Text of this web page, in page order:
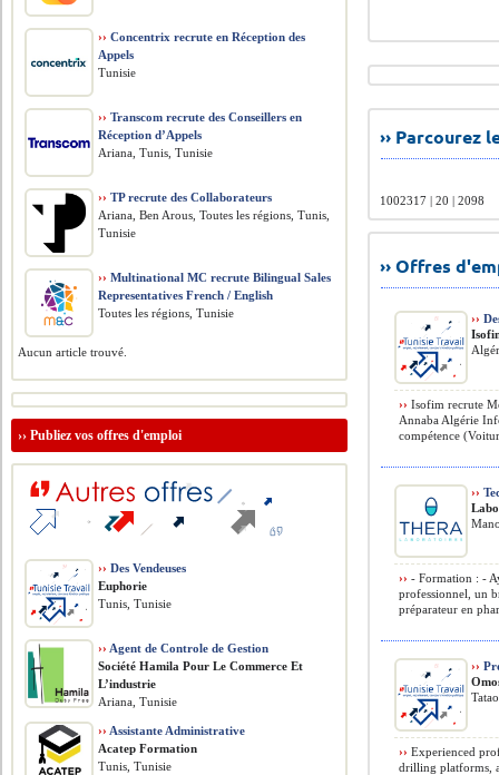
››
1002317 | 20 | 2098
›› Offres
››
›› Isofim recrute
Annaba Algérie
compétence
››
›› - Formation : -
professionnel, un
préparateur en
››
›› Experienced
drilling platforms,
›› Concentrix recrute en Réception des
Appels
Tunisie
›› Transcom recrute des Conseillers en
Réception d’Appels
Ariana, Tunis, Tunisie
›› TP recrute des Collaborateurs
Ariana, Ben Arous, Toutes les régions, Tunis,
Tunisie
›› Multinational MC recrute Bilingual Sales
Representatives French / English
Toutes les régions, Tunisie
Aucun article trouvé.
››Publiez vos offres d'emploi
›› Des Vendeuses
Euphorie
Tunis, Tunisie
›› Agent de Controle de Gestion
Société Hamila Pour Le Commerce Et
L’industrie
Ariana, Tunisie
›› Assistante Administrative
Acatep Formation
Tunis, Tunisie